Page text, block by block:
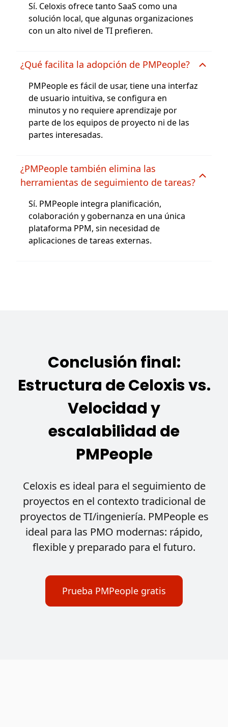
Sí. Celoxis ofrece tanto SaaS como una
solución local, que algunas organizaciones
con un alto nivel de TI prefieren.
¿Qué facilita la adopción de PMPeople?
PMPeople es fácil de usar, tiene una interfaz
de usuario intuitiva, se configura en
minutos y no requiere aprendizaje por
parte de los equipos de proyecto ni de las
partes interesadas.
¿PMPeople también elimina las
herramientas de seguimiento de tareas?
Sí. PMPeople integra planificación,
colaboración y gobernanza en una única
plataforma PPM, sin necesidad de
aplicaciones de tareas externas.
Conclusión final:
Estructura de Celoxis vs.
Velocidad y
escalabilidad de
PMPeople
Celoxis es ideal para el seguimiento de
proyectos en el contexto tradicional de
proyectos de TI/ingeniería. PMPeople es
ideal para las PMO modernas: rápido,
flexible y preparado para el futuro.
Prueba PMPeople gratis